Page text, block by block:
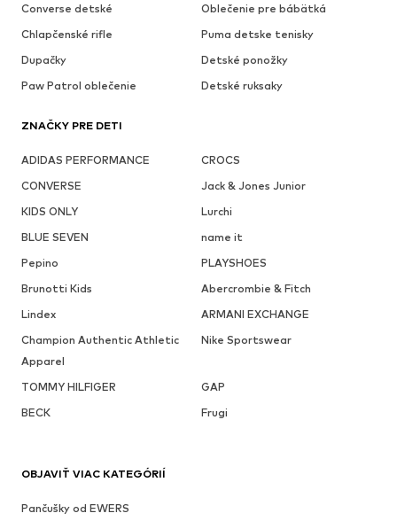
Converse detské
Oblečenie pre bábätká
Chlapčenské rifle
Puma detske tenisky
Dupačky
Detské ponožky
Paw Patrol oblečenie
Detské ruksaky
ZNAČKY PRE DETI
ADIDAS PERFORMANCE
CROCS
CONVERSE
Jack & Jones Junior
KIDS ONLY
Lurchi
BLUE SEVEN
name it
Pepino
PLAYSHOES
Brunotti Kids
Abercrombie & Fitch
Lindex
ARMANI EXCHANGE
Champion Authentic Athletic
Apparel
Nike Sportswear
TOMMY HILFIGER
GAP
BECK
Frugi
OBJAVIŤ VIAC KATEGÓRIÍ
Pančušky od EWERS